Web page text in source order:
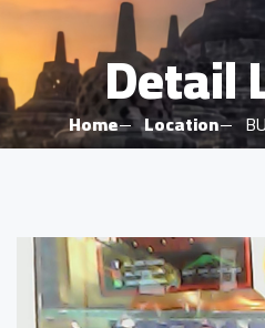
Detail
Home Location